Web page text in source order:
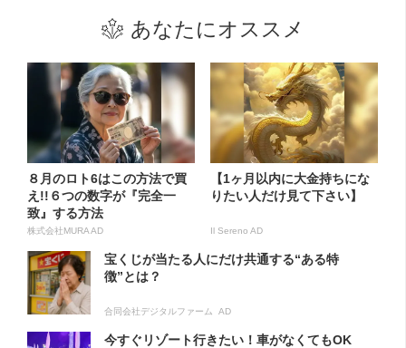
あなたにオススメ
８月のロト6はこの方法で買
え!!６つの数字が『完全一
致』する方法
株式会社MURA AD
【1ヶ月以内に大金持ちにな
りたい人だけ見て下さい】
Il Sereno AD
宝くじが当たる人にだけ共通する“ある特
徴”とは？
合同会社デジタルファーム AD
今すぐリゾート行きたい！車がなくてもOK